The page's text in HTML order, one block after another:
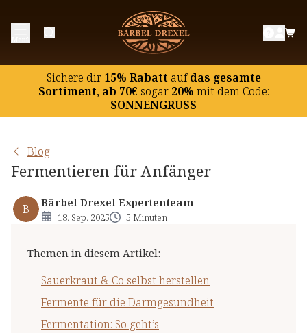
Sichere dir15% Rabatt aufdas gesamte
Sortiment, ab 70€ sogar20% mit dem Code:
SONNENGRUSS
Blog
Fermentieren für Anfänger
B Bärbel Drexel Expertenteam
18. Sep. 2025 5 Minuten
Themen in diesem Artikel:
Sauerkraut & Co selbst herstellen
Fermente für die Darmgesundheit
Fermentation: So geht’s
Sauerkraut & Co selbst herstellen
Fermente für die Darmgesundheit
Fermentation: So geht’s
Wertvolle Heilkräuter-Fermente